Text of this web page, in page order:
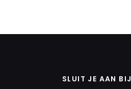
SLUIT JE AAN BIJ